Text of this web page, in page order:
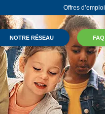
Offres d’emploi
NOTRE RÉSEAU FAQ